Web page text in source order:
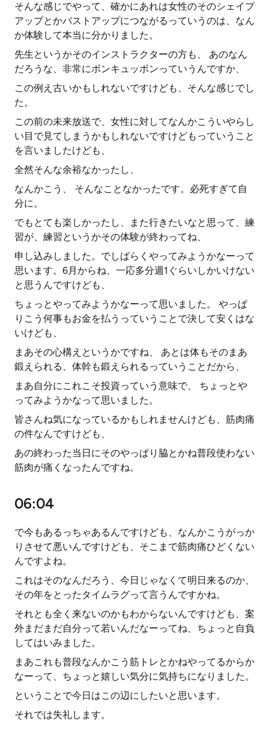
そんな感じでやって、確かにあれは女性のそのシェイプ
アップとかバストアップにつながるっていうのは、なん
か体験して本当に分かりました。
先生というかそのインストラクターの方も、 あのなん
だろうな、非常にボンキュッボンっていうんですか、
この例え古いかもしれないですけども、そんな感じでし
た。
この前の未来放送で、女性に対してなんかこういやらし
い目で見てしまうかもしれないですけどもっていうこと
を言いましたけども、
全然そんな余裕なかったし、
なんかこう、 そんなことなかったです。必死すぎて自
分に。
でもとても楽しかったし、また行きたいなと思って、練
習が、練習というかその体験が終わってね、
申し込みしました。でしばらくやってみようかなーって
思います。6月からね、一応多分週1ぐらいしかいけない
と思うんですけども、
ちょっとやってみようかなーって思いました。 やっぱ
りこう何事もお金を払うっていうことで決して安くはな
いけども、
まあその心構えというかですね、 あとは体もそのまあ
鍛えられる、体幹も鍛えられるっていうことだから、
まあ自分にこれこそ投資っていう意味で、 ちょっとや
ってみようかなって思いました。
皆さんね気になっているかもしれませんけども、筋肉痛
の件なんですけども、
あの終わった当日にそのやっぱり脇とかね普段使わない
筋肉が痛くなったんですね。
06:04
で今もあるっちゃあるんですけども、なんかこうがっか
りさせて悪いんですけども、そこまで筋肉痛ひどくない
んですよね。
これはそのなんだろう、今日じゃなくて明日来るのか、
その年をとったタイムラグって言うんですかね。
それとも全く来ないのかもわからないんですけども、案
外まだまだ自分って若いんだなーってね、ちょっと自負
してはいみました。
まあこれも普段なんかこう筋トレとかねやってるからか
なーって、ちょっと嬉しい気分に気持ちになりました。
ということで今日はこの辺にしたいと思います。
それでは失礼します。